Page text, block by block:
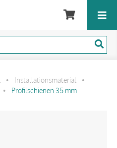
• Installationsmaterial
•
• Profilschienen 35 mm